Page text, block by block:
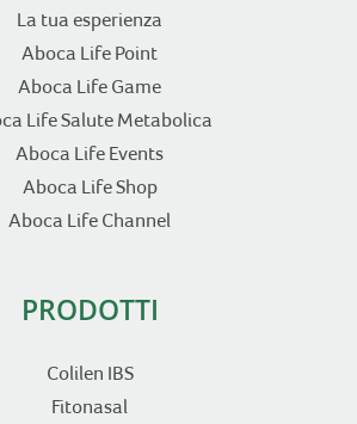
La tua esperienza
Aboca Life Point
Aboca Life Game
Life Salute Metabolica
Aboca Life Events
Aboca Life Shop
Aboca Life Channel
PRODOTTI
Colilen IBS
Fitonasal